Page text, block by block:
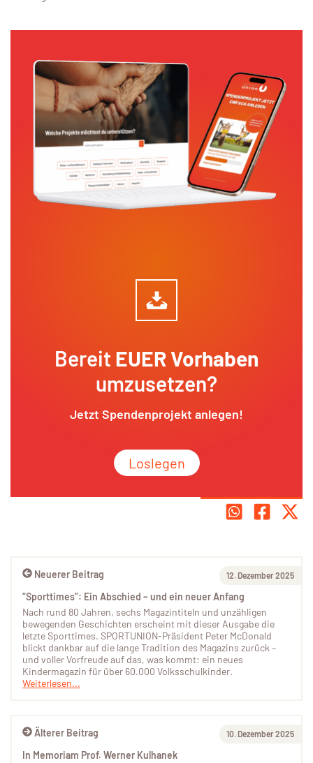
Bereit EUER Vorhaben
umzusetzen?
Jetzt Spendenprojekt anlegen!
Loslegen
Älterer Beitrag 10. Dezember 2025
In Memoriam Prof. Werner Kulhanek
Neuerer Beitrag 12. Dezember 2025
“Sporttimes”: Ein Abschied – und ein neuer Anfang
Nach rund 80 Jahren, sechs Magazintiteln und unzähligen
bewegenden Geschichten erscheint mit dieser Ausgabe die
letzte Sporttimes. SPORTUNION-Präsident Peter McDonald
blickt dankbar auf die lange Tradition des Magazins zurück –
und voller Vorfreude auf das, was kommt: ein neues
Kindermagazin für über 60.000 Volksschulkinder.
Weiterlesen...